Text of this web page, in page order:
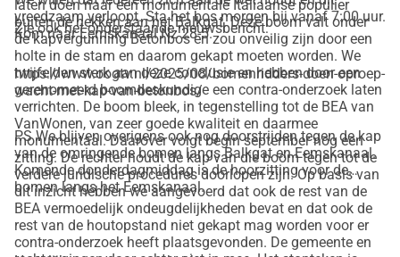
laten doen naar een monumentale Italiaanse populier
buiten de hekken aan het Balkgat. Deze boom valt onder
de kapvergunning Betonbos en zou onveilig zijn door een
holte in de stam en daarom gekapt moeten worden. We
twijfelden sterk aan deze conclusie en hebben door een
gerenomeerd boomdeskundige een contra-onderzoek laten
verrichten. De boom bleek, in tegenstelling tot de BEA van
VanWonen, van zeer goede kwaliteit en daarmee
monumentaal. Daarover volgt begin september nog een
zitting. De rechter houdt de kap van die boom tegen tot de
verdere juridische procedures doorlopen zijn. Op basis van
dit inzicht hebben we aangevoerd dat ook de rest van de
BEA vermoedelijk ondeugdelijkheden bevat en dat ook de
rest van de houtopstand niet gekapt mag worden voor er
contra-onderzoek heeft plaatsgevonden. De gemeente en
vreedzaam verloopt. Sta het bos morgen bij vanaf 7:00 uur.
Kom naar Eemskanaal Nz 28-5.
Zie ook het onderstaande nieuwsbericht:
https://www.oogtv.nl/2025/08/bomenridders-doen-oproep-
wacht-met-kap-van-betonbos/
PS We blijven overigens ook nog doorstrijden tegen de kap
van de omringende bomen langs Balkgat en Eemskanaal.
Komende donderdagmiddag is de hoorzitting voor de
bomen langs het Eemskanaal.